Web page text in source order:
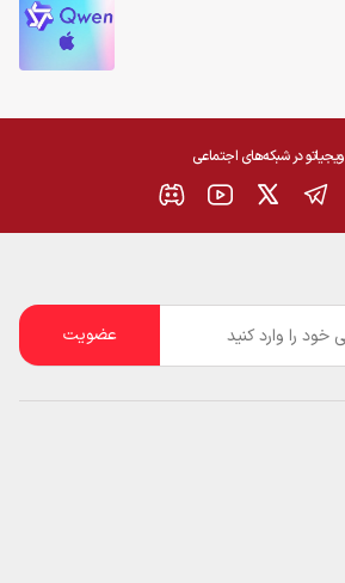
ویجیاتو در شبکه‌های اجتماعی